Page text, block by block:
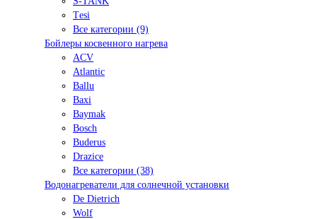
Tеsi
Все категории (9)
Бойлеры косвенного нагрева
ACV
Atlantic
Ballu
Baxi
Baymak
Bosch
Buderus
Drazice
Все категории (38)
Водонагреватели для солнечной установки
De Dietrich
Wolf